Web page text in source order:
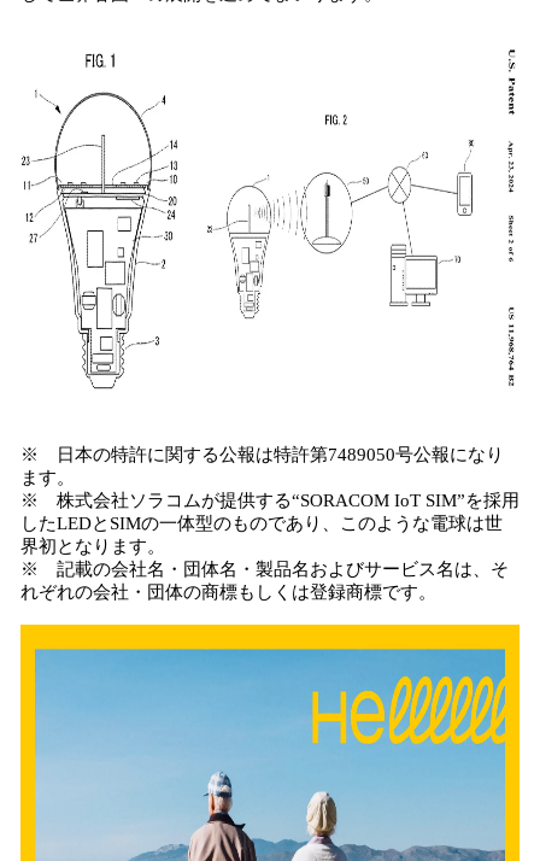
※ 日本の特許に関する公報は特許第7489050号公報になり
ます。
※ 株式会社ソラコムが提供する“SORACOM IoT SIM”を採用
したLEDとSIMの一体型のものであり、このような電球は世
界初となります。
※ 記載の会社名・団体名・製品名およびサービス名は、そ
れぞれの会社・団体の商標もしくは登録商標です。